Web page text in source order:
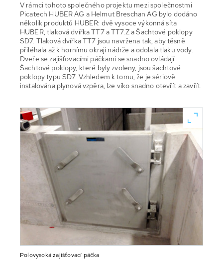
V rámci tohoto společného projektu mezi společnostmi
Picatech HUBER AG a Helmut Breschan AG bylo dodáno
několik produktů HUBER: dvě vysoce výkonná síta
HUBER, tlaková dvířka TT7 a TT7.Z a Šachtové poklopy
SD7. Tlaková dvířka TT7 jsou navržena tak, aby těsně
přiléhala až k hornímu okraji nádrže a odolala tlaku vody.
Dveře se zajišťovacími páčkami se snadno ovládají.
Šachtové poklopy, které byly zvoleny, jsou šachtové
poklopy typu SD7. Vzhledem k tomu, že je sériově
instalována plynová vzpěra, lze víko snadno otevřít a zavřít.
Polovysoká zajišťovací páčka